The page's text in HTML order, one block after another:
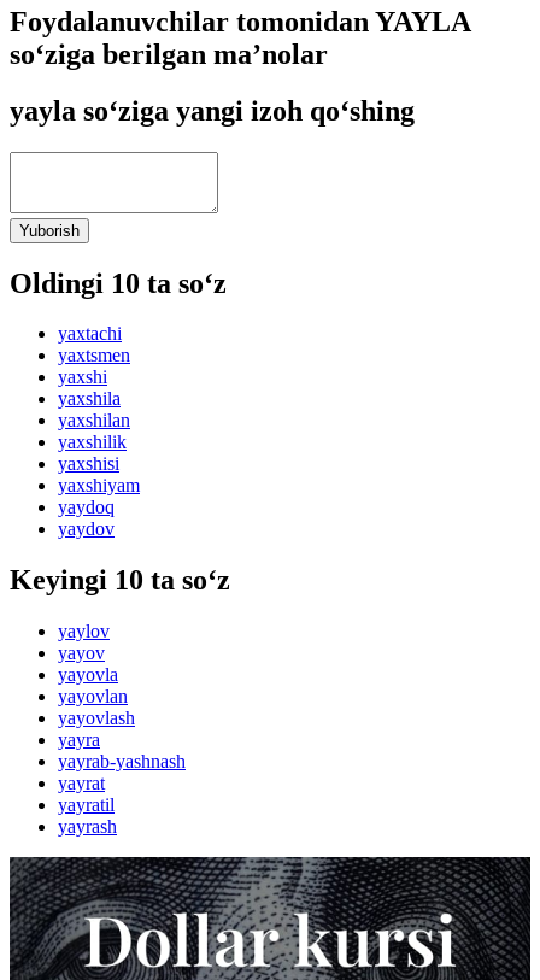
Foydalanuvchilar tomonidan YAYLA
so‘ziga berilgan ma’nolar
yayla so‘ziga yangi izoh qo‘shing
Yuborish
Oldingi 10 ta so‘z
yaxtachi
yaxtsmen
yaxshi
yaxshila
yaxshilan
yaxshilik
yaxshisi
yaxshiyam
yaydoq
yaydov
Keyingi 10 ta so‘z
yaylov
yayov
yayovla
yayovlan
yayovlash
yayra
yayrab-yashnash
yayrat
yayratil
yayrash